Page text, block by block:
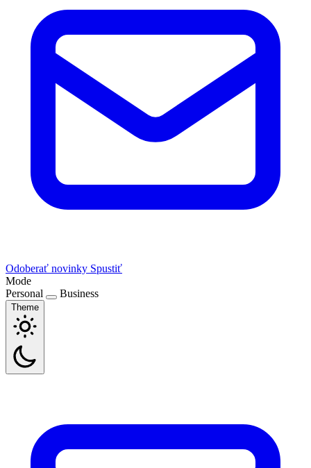
Odoberať novinky Spustiť
Mode
Personal
Business
Theme